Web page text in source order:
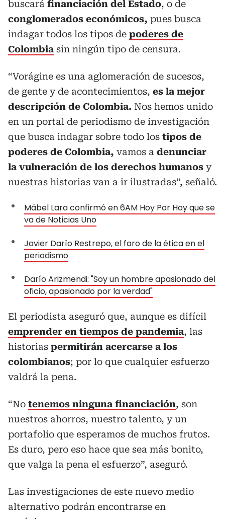
buscará financiación del Estado, o de
conglomerados económicos, pues busca
indagar todos los tipos de poderes de
Colombia sin ningún tipo de censura.
“Vorágine es una aglomeración de sucesos,
de gente y de acontecimientos, es la mejor
descripción de Colombia. Nos hemos unido
en un portal de periodismo de investigación
que busca indagar sobre todo los tipos de
poderes de Colombia, vamos a denunciar
la vulneración de los derechos humanos y
nuestras historias van a ir ilustradas”, señaló.
Mábel Lara confirmó en 6AM Hoy Por Hoy que se
va de Noticias Uno
Javier Darío Restrepo, el faro de la ética en el
periodismo
Darío Arizmendi: "Soy un hombre apasionado del
oficio, apasionado por la verdad"
El periodista aseguró que, aunque es difícil
emprender en tiempos de pandemia, las
historias permitirán acercarse a los
colombianos; por lo que cualquier esfuerzo
valdrá la pena.
“No tenemos ninguna financiación, son
nuestros ahorros, nuestro talento, y un
portafolio que esperamos de muchos frutos.
Es duro, pero eso hace que sea más bonito,
que valga la pena el esfuerzo”, aseguró.
Las investigaciones de este nuevo medio
alternativo podrán encontrarse en